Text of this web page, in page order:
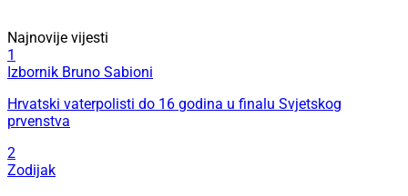
Najnovije vijesti
1
Izbornik Bruno Sabioni
Hrvatski vaterpolisti do 16 godina u finalu Svjetskog
prvenstva
2
Zodijak